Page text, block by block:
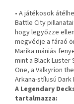
• A játékosok
Battle City
hogy legyőzze
megvédje a fáraó
Marika mániás
mint a Black Luster
One, a Valkyrion
Arkana-stílusú Dark
A Legendary
tartalmazza: